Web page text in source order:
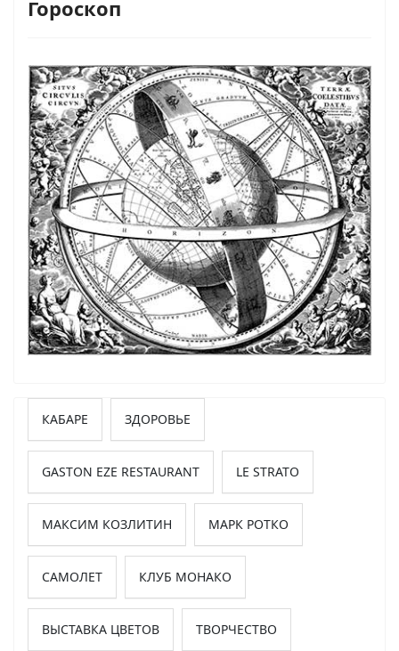
Гороскоп
КАБАРЕ ЗДОРОВЬЕ
GASTON EZE RESTAURANT LE STRATO
МАКСИМ КОЗЛИТИН МАРК РОТКО
САМОЛЕТ КЛУБ МОНАКО
ВЫСТАВКА ЦВЕТОВ ТВОРЧЕСТВО